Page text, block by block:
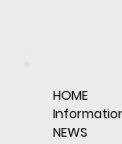
HOME
NEWS